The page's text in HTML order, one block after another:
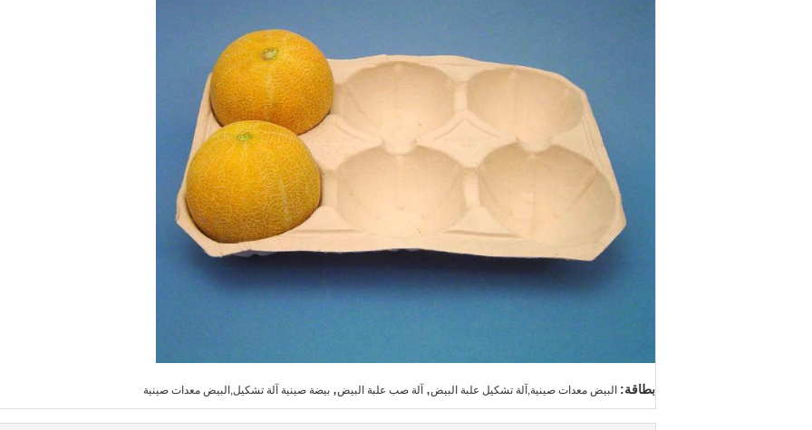
بطاقة: البيض معدات صينية,آلة تشكيل علبة البيض, آلة صب علبة البيض, بيضة صينية آلة تشكيل,البيض معدات صينية